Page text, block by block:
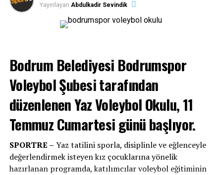
Yayınlayan Abdulkadir Sevindik
Bodrum Belediyesi Bodrumspor
Voleybol Şubesi tarafından
düzenlenen Yaz Voleybol Okulu, 11
Temmuz Cumartesi günü başlıyor.
SPORTRE – Yaz tatilini sporla, disiplinle ve eğlenceyle
değerlendirmek isteyen kız çocuklarına yönelik
hazırlanan programda, katılımcılar voleybol eğitiminin